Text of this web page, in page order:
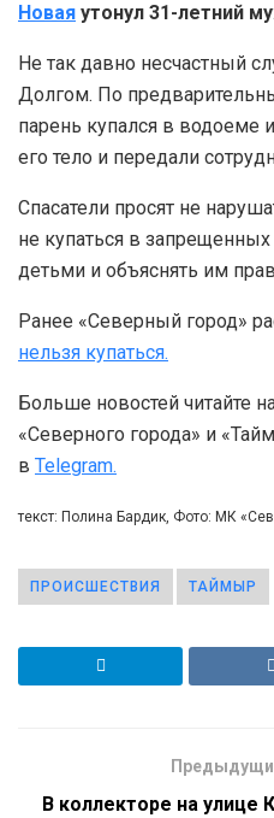
Новая утонул 31-летний
Не так давно несчастный
Долгом. По
парень купался в водоеме
его тело и передали
Спасатели просят не
не купаться в
детьми и объяснять им
Ранее «Северный город»
нельзя купаться.
Больше новостей читайте
«Северного города» и
в Telegram.
текст: Полина Бардик, Фото: МК
ПРОИСШЕСТВИЯ ТАЙМЫР
В коллекторе на